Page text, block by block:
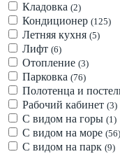
Кладовка (2)
Кондиционер (125)
Летняя кухня (5)
Лифт (6)
Отопление (3)
Парковка (76)
Полотенца и
Рабочий кабинет (3)
С видом на горы (1)
С видом на море (56)
С видом на парк (9)